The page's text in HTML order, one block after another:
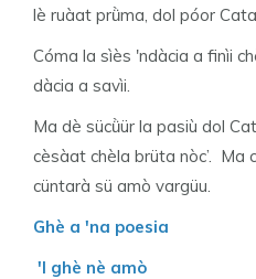
lè ruàat prǜma, dol póor
Cóma la sìès 'ndàcia a finìi
dàcia a savìi.
Ma dè sücǜür la pasiù dol
cèsàat chèla brüta nòc’. Ma
cüntarà sü amò vargüu.
Ghè a 'na poesia
'l ghè nè amò